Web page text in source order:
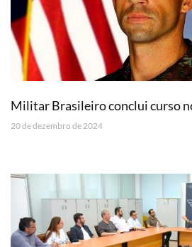
Militar Brasileiro conclui curso
20 de dezembro de 2024